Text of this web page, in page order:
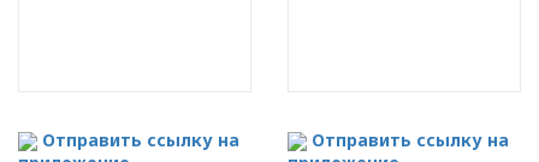
Отправить ссылку на
Отправить ссылку на